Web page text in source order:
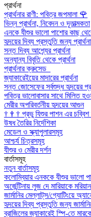
প্রার্থনা
প্রার্থনার রাণী: পবিত্র জপমালা 🌹
ভিন্ন প্রার্থনা, নিবেদন ও দূতাত্মকতা
এনকে যীশুর ভালো পাশোর কাছ
হৃদয়ের দিব্য প্রস্তুতি জন্য প্রার্থনা
সন্ত দিব্য আশ্র্যের প্রার্থনা
অন্যান্য বিবৃতি থেকে প্রার্থনা
প্রার্থনার ক্রুসেড
জ্যাকারেইয়ের মাদারের প্রার্থনা
সন্ত জোসেফের সর্বশুদ্ধ হৃদয়ের
পবিত্র ভালোবাসার সাথে মিলিত
মেরীর অপরিবর্তনীয় হৃদয়ের আগুন
† † † প্রভু যিশুর পাশন এর চব্বিশ
উষধ তৈরির নির্দেশিকা
মেডেল ও স্ক্যাপুলারসমূহ
আশ্চর্য চিত্রসমূহ
যীশুর ও মেরীর দর্শন
বার্তাসমূহ
নতুন বার্তাসমূহ
কলোম্বিয়ার এনককে যীশুর ভালো
অর্জেন্টিনায় লুজ দে মারিয়াকে
জার্মানির মেল্লাট্‌স/গ্যোটিংয়ে
হৃদয়ের দিব্য প্রস্তুতি জন্য
ব্রাজিলের জ্যাকারেই স্পি-তে